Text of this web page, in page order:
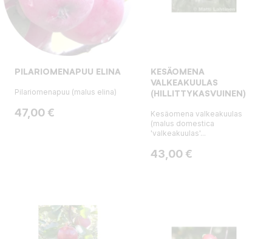
PILARIOMENAPUU ELINA
Pilariomenapuu (malus elina)
Hinta
47,00 €
KESÄOMENA
VALKEAKUULAS
(HILLITTYKASVUINEN)
Kesäomena valkeakuulas
(malus domestica
'valkeakuulas'...
Hinta
43,00 €